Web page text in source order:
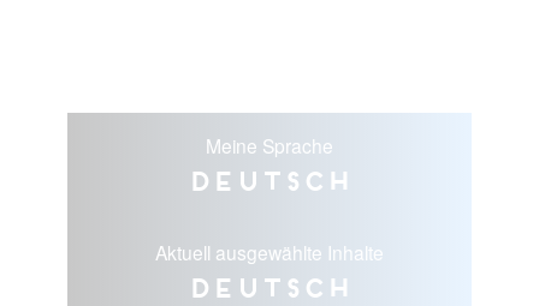
Meine Sprache
Deutsch
Aktuell ausgewählte Inhalte
Deutsch